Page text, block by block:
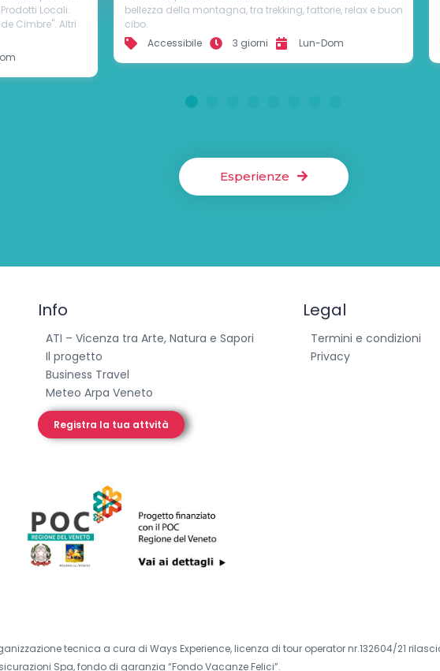
relax e buon
bicicletta adatti a tutti, tra malghe, natura incontaminata
e tracce della Prima Guerra Mondiale.
Accessibile
3/4 giorni Lun-Dom
3
Esperienze
Info
ATI – Vicenza tra Arte, Natura e Sapori
Il progetto
Business Travel
Meteo Arpa Veneto
Registra la tua attvità
Legal
Termini e condizioni
Privacy
tecnica a cura di Ways Experience, licenza di tour operator nr.132604/21
Spa, fondo di garanzia “Fondo Vacanze Felici”.